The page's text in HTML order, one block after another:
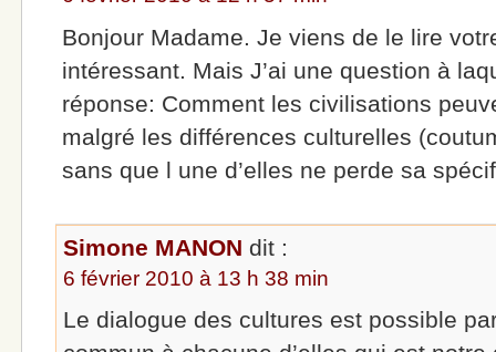
Bonjour Madame. Je viens de le lire
intéressant. Mais J’ai une question à
réponse: Comment les civilisations
malgré les différences culturelles
sans que l une d’elles ne perde sa
Simone MANON dit :
6 février 2010 à 13 h 38 min
Le dialogue des cultures est possible